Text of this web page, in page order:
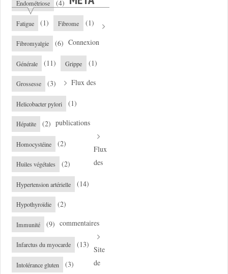
Endométriose (4)
Fatigue (1) Fibrome (1)
Fibromyalgie (6)
Générale (11) Grippe (1)
Grossesse (3)
Helicobacter pylori (1)
Hépatite (2)
Homocystéine (2)
Huiles végétales (2)
Hypertension artérielle (14)
Hypothyroïdie (2)
Immunité (9)
Infarctus du myocarde (13)
Intolérance gluten (3)
Connexion
Flux des
publications
Flux
des
commentaires
Site
de